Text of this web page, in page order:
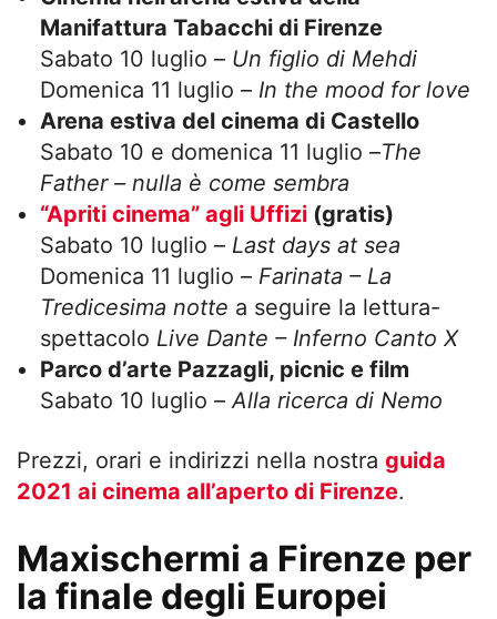
Manifattura Tabacchi di Firenze
Sabato 10 luglio – Un figlio di Mehdi
Domenica 11 luglio – In the mood for love
Arena estiva del cinema di Castello
Sabato 10 e domenica 11 luglio –The
Father – nulla è come sembra
“Apriti cinema” agli Uffizi (gratis)
Sabato 10 luglio – Last days at sea
Domenica 11 luglio – Farinata – La
Tredicesima notte a seguire la lettura-
spettacolo Live Dante – Inferno Canto X
Parco d’arte Pazzagli, picnic e film
Sabato 10 luglio – Alla ricerca di Nemo
Prezzi, orari e indirizzi nella nostra guida
2021 ai cinema all’aperto di Firenze.
Maxischermi a Firenze per
la finale degli Europei